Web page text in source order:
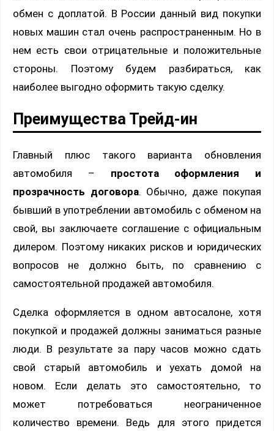
обмен с доплатой. В России данный вид покупки
новых машин стал очень распространенным. Но в
нем есть свои отрицательные и положительные
стороны. Поэтому будем разбираться, как
наиболее выгодно оформить такую сделку.
Преимущества Трейд-ин
Главный плюс такого варианта обновления
автомобиля – простота оформления и
прозрачность договора. Обычно, даже покупая
бывший в употреблении автомобиль с обменом на
свой, вы заключаете соглашение с официальным
дилером. Поэтому никаких рисков и юридических
вопросов не должно быть, по сравнению с
самостоятельной продажей автомобиля.
Сделка оформляется в одном автосалоне, хотя
покупкой и продажей должны заниматься разные
люди. В результате за пару часов можно сдать
свой старый автомобиль и уехать домой на
новом. Если делать это самостоятельно, то
может потребоваться неограниченное
количество времени. Ведь для этого придется